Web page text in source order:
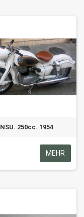
NSU. 250cc. 1954
MEHR